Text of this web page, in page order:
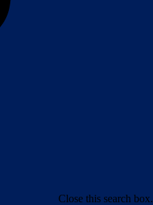
Close this search box.